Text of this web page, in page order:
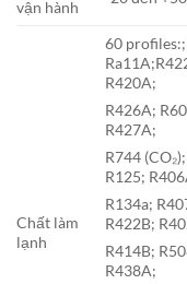
vận hành
Chất làm
lạnh
60
R420A;
R426A;
R427A;
R744
R125;
R134a;
R422B;
R414B;
R438A;